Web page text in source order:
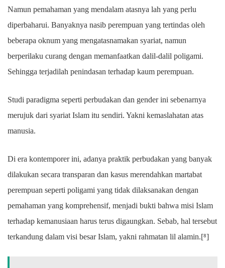
Namun pemahaman yang mendalam atasnya lah yang perlu
diperbaharui. Banyaknya nasib perempuan yang tertindas oleh
beberapa oknum yang mengatasnamakan syariat, namun
berperilaku curang dengan memanfaatkan dalil-dalil poligami.
Sehingga terjadilah penindasan terhadap kaum perempuan.
Studi paradigma seperti perbudakan dan gender ini sebenarnya
merujuk dari syariat Islam itu sendiri. Yakni kemaslahatan atas
manusia.
Di era kontemporer ini, adanya praktik perbudakan yang banyak
dilakukan secara transparan dan kasus merendahkan martabat
perempuan seperti poligami yang tidak dilaksanakan dengan
pemahaman yang komprehensif, menjadi bukti bahwa misi Islam
terhadap kemanusiaan harus terus digaungkan. Sebab, hal tersebut
terkandung dalam visi besar Islam, yakni rahmatan lil alamin.[⁸]